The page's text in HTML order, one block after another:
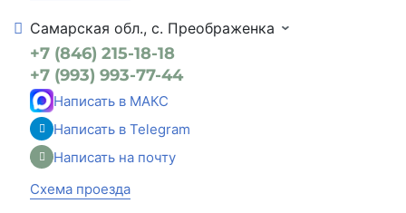
Самарская обл., с. Преображенка
+7 (846) 215-18-18
+7 (993) 993-77-44
Написать в МАКС
Написать в Telegram
Написать на почту
Схема проезда